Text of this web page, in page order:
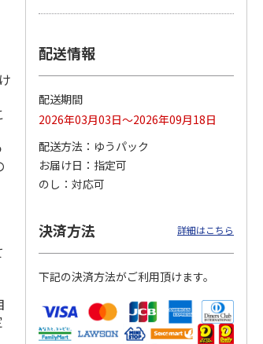
月場所
リラックマ／クリア
750円
(送料別・税込)
「犬夜叉」アクリル
配送情報
配送期間
2026年03月03日～2026年09月18日
配送方法
ゆうパック
お届け日
指定可
のし
対応可
決済方法 詳細はこちら
下記の決済方法がご利用頂けます。